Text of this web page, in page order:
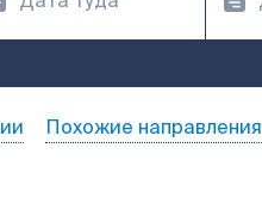
Похожие направления